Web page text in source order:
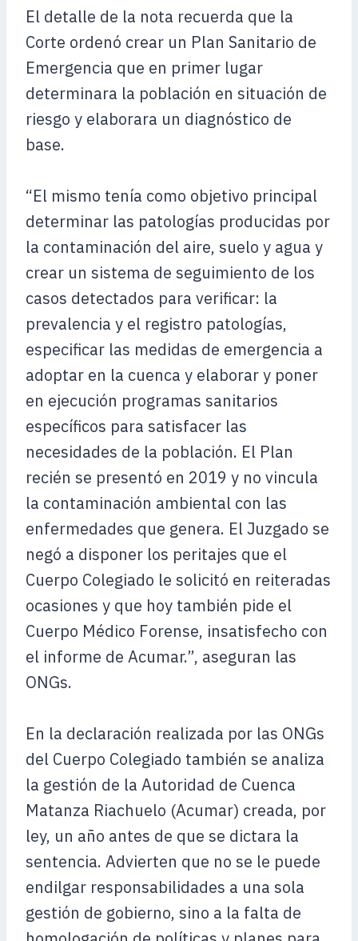
El detalle de la nota recuerda que la
Corte ordenó crear un Plan Sanitario de
Emergencia que en primer lugar
determinara la población en situación de
riesgo y elaborara un diagnóstico de
base.
“El mismo tenía como objetivo principal
determinar las patologías producidas por
la contaminación del aire, suelo y agua y
crear un sistema de seguimiento de los
casos detectados para verificar: la
prevalencia y el registro patologías,
especificar las medidas de emergencia a
adoptar en la cuenca y elaborar y poner
en ejecución programas sanitarios
específicos para satisfacer las
necesidades de la población. El Plan
recién se presentó en 2019 y no vincula
la contaminación ambiental con las
enfermedades que genera. El Juzgado se
negó a disponer los peritajes que el
Cuerpo Colegiado le solicitó en reiteradas
ocasiones y que hoy también pide el
Cuerpo Médico Forense, insatisfecho con
el informe de Acumar.”, aseguran las
ONGs.
En la declaración realizada por las ONGs
del Cuerpo Colegiado también se analiza
la gestión de la Autoridad de Cuenca
Matanza Riachuelo (Acumar) creada, por
ley, un año antes de que se dictara la
sentencia. Advierten que no se le puede
endilgar responsabilidades a una sola
gestión de gobierno, sino a la falta de